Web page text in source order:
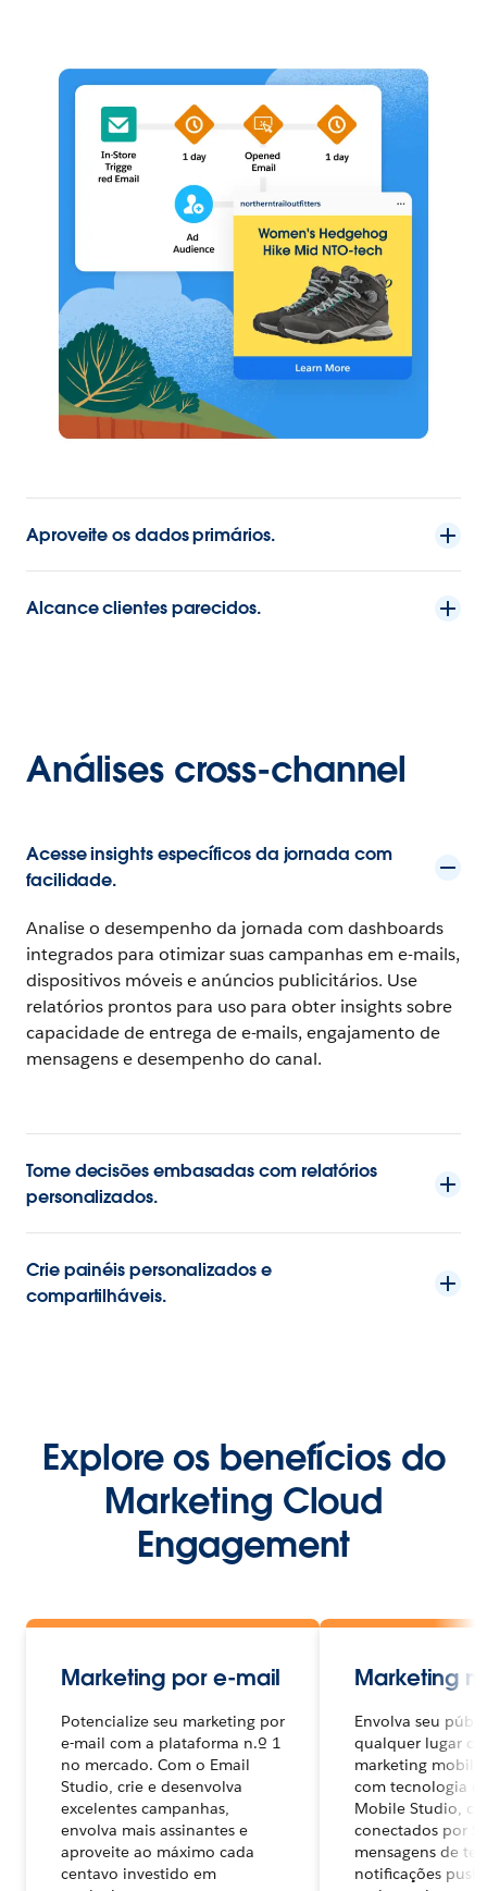
Aproveite os dados primários.
Alcance clientes parecidos.
Análises cross-channel
Acesse insights específicos da jornada com
facilidade.
Analise o desempenho da jornada com dashboards
integrados para otimizar suas campanhas em e-mails,
dispositivos móveis e anúncios publicitários. Use
relatórios prontos para uso para obter insights sobre
capacidade de entrega de e-mails, engajamento de
mensagens e desempenho do canal.
Tome decisões embasadas com relatórios
personalizados.
Crie painéis personalizados e
compartilháveis.
Explore os benefícios do
Marketing Cloud
Engagement
Marketing por e-mail
Potencialize seu marketing por
e-mail com a plataforma n.º 1
no mercado. Com o Email
Studio, crie e desenvolva
excelentes campanhas,
envolva mais assinantes e
aproveite ao máximo cada
centavo investido em
Marketing
Envolva seu
qualquer lugar
marketing
com tecnologia
Mobile Studio,
conectados por
mensagens de
notificações push